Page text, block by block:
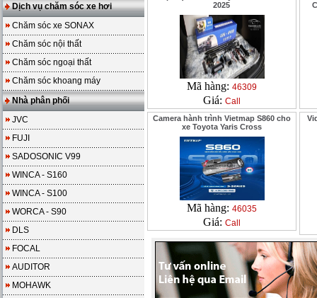
Dịch vụ chăm sóc xe hơi
Chăm sóc xe SONAX
Chăm sóc nội thất
Chăm sóc ngoại thất
Chăm sóc khoang máy
Nhà phân phối
JVC
FUJI
SADOSONIC V99
WINCA - S160
WINCA - S100
WORCA - S90
DLS
FOCAL
AUDITOR
MOHAWK
2025
Mã hàng: 46309
Giá: Call
Camera hành trình Vietmap S860 cho
xe Toyota Yaris Cross
Mã hàng: 46035
Giá: Call